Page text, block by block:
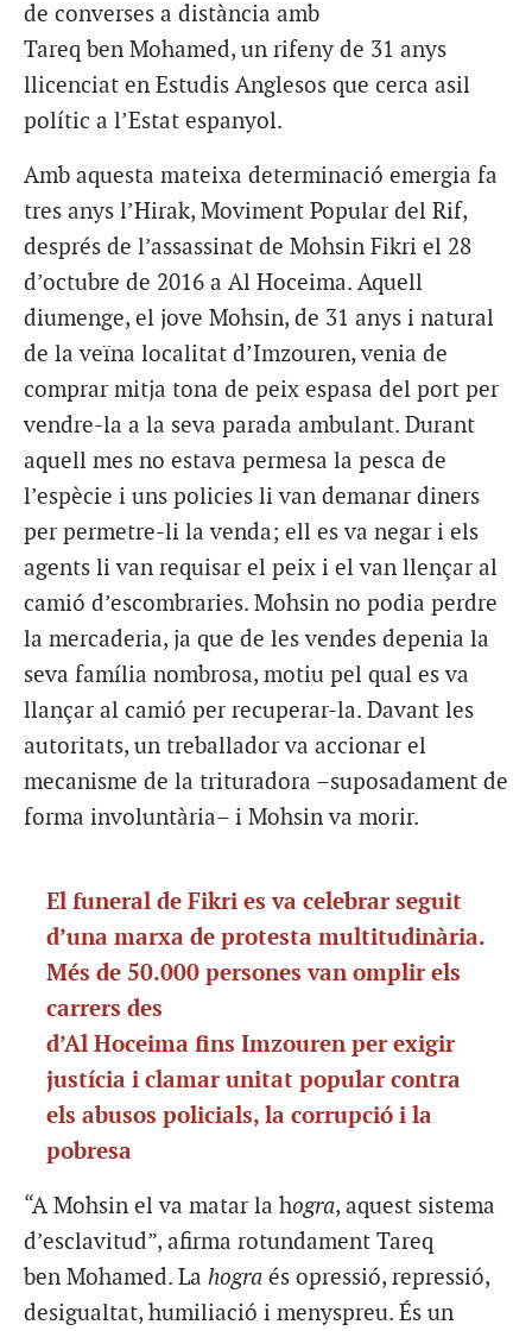
de converses a distància amb
Tareq ben Mohamed, un rifeny de 31 anys
llicenciat en Estudis Anglesos que cerca asil
polític a l’Estat espanyol.
Amb aquesta mateixa determinació emergia fa
tres anys l’Hirak, Moviment Popular del Rif,
després de l’assassinat de Mohsin Fikri el 28
d’octubre de 2016 a Al Hoceima. Aquell
diumenge, el jove Mohsin, de 31 anys i natural
de la veïna localitat d’Imzouren, venia de
comprar mitja tona de peix espasa del port per
vendre-la a la seva parada ambulant. Durant
aquell mes no estava permesa la pesca de
l’espècie i uns policies li van demanar diners
per permetre-li la venda; ell es va negar i els
agents li van requisar el peix i el van llençar al
camió d’escombraries. Mohsin no podia perdre
la mercaderia, ja que de les vendes depenia la
seva família nombrosa, motiu pel qual es va
llançar al camió per recuperar-la. Davant les
autoritats, un treballador va accionar el
mecanisme de la trituradora –suposadament de
forma involuntària– i Mohsin va morir.
El funeral de Fikri es va celebrar seguit
d’una marxa de protesta multitudinària.
Més de 50.000 persones van omplir els
carrers des
d’Al Hoceima fins Imzouren per exigir
justícia i clamar unitat popular contra
els abusos policials, la corrupció i la
pobresa
“A Mohsin el va matar la hogra, aquest sistema
d’esclavitud”, afirma rotundament Tareq
ben Mohamed. La hogra és opressió, repressió,
desigualtat, humiliació i menyspreu. És un